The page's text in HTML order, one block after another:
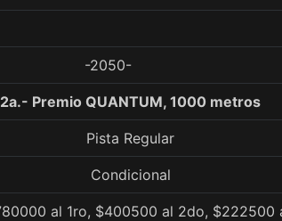
-2050-
2a.- Premio QUANTUM, 1000 metros
Pista Regular
Condicional
al 1ro, $400500 al 2do,